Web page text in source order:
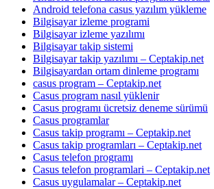
Android telefona casus yazılım yükleme
Bilgisayar izleme programi
Bilgisayar izleme yazılımı
Bilgisayar takip sistemi
Bilgisayar takip yazılımı – Ceptakip.net
Bilgisayardan ortam dinleme programı
casus program – Ceptakip.net
Casus program nasıl yüklenir
Casus programı ücretsiz deneme sürümü
Casus programlar
Casus takip programı – Ceptakip.net
Casus takip programları – Ceptakip.net
Casus telefon programı
Casus telefon programlari – Ceptakip.net
Casus uygulamalar – Ceptakip.net